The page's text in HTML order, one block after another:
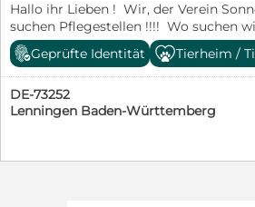
Hallo ihr Lieben ! Wir, der Verein
suchen Pflegestellen !!!! Wo suchen
NRW, Rheinland Pfalz, Baden
Saarland. Wer sind wir ? Ein kleiner
zur Aufgabe gemacht hat, Hunde aus
Deutschland zu vermitteln. Wir
unserem Tierheim Refugio Canino la
zusammen, sowie mit einigen
Region Almeria / Spanien. Was wir
Verantwortungsvolle, liebevolle,
Geprüfte Identität Tierheim /
DE-73252
Lenningen Baden-Württemberg